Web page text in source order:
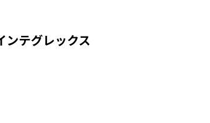
テグレックス